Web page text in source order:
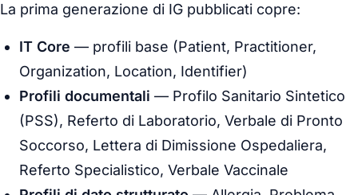
La prima generazione di IG pubblicati copre:
IT Core — profili base (Patient, Practitioner,
Organization, Location, Identifier)
Profili documentali — Profilo Sanitario Sintetico
(PSS), Referto di Laboratorio, Verbale di Pronto
Soccorso, Lettera di Dimissione Ospedaliera,
Referto Specialistico, Verbale Vaccinale